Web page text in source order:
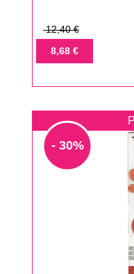
Prix
base
12,40 €
Prix8,68 €
- 30%